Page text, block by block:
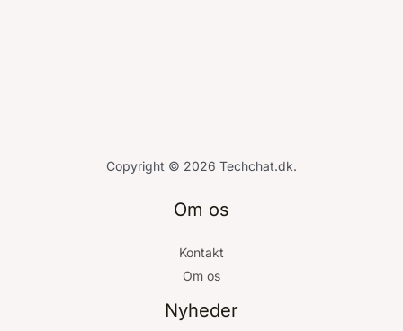
Copyright © 2026 Techchat.dk.
Om os
Kontakt
Om os
Nyheder